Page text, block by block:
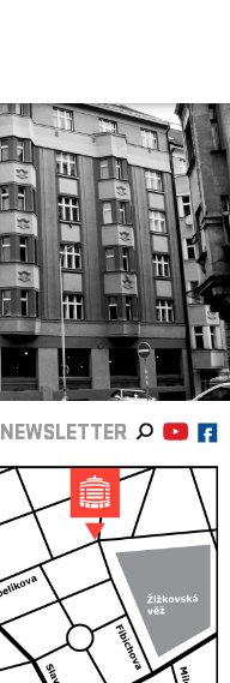
NEWSLETTER